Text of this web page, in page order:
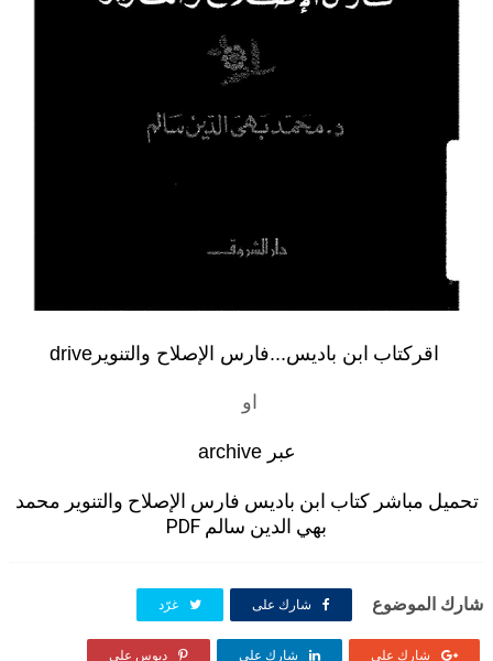
اقركتاب ابن باديس...فارس الإصلاح والتنوير drive
او
عبرarchive
تحميل مباشر كتاب ابن باديس فارس الإصلاح والتنوير محمد
بهي الدين سالم PDF
شارك الموضوع شارك على غرّد
شارك على شارك على دبوس على